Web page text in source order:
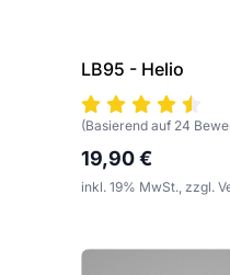
LB95 - Helio
(Basierend auf 24
19,90 €
inkl. 19% MwSt., zzgl.